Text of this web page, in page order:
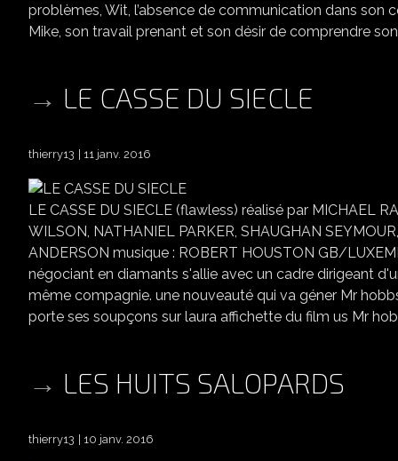
problèmes, Wit, l’absence de communication dans son
Mike, son travail prenant et son désir de comprendre
LE CASSE DU SIECLE
thierry13 11 janv. 2016
LE CASSE DU SIECLE (flawless) réalisé par MICHAEL
WILSON, NATHANIEL PARKER, SHAUGHAN
ANDERSON musique : ROBERT HOUSTON GB/
négociant en diamants s'allie avec un cadre dirigeant
même compagnie. une nouveauté qui va géner Mr
porte ses soupçons sur laura affichette du film us Mr
LES HUITS SALOPARDS
thierry13 10 janv. 2016